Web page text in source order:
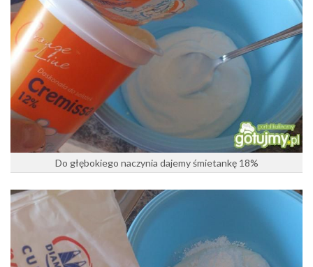
Do głębokiego naczynia dajemy śmietankę 18%